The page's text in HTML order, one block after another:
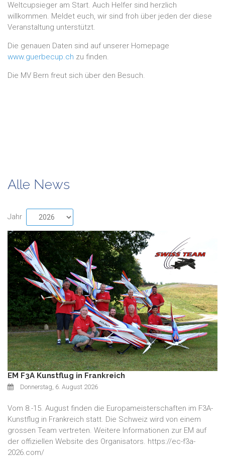
Weltcupsieger am Start. Auch Helfer sind herzlich
willkommen. Meldet euch, wir sind froh über jeden der diese
Veranstaltung unterstützt.
Die genauen Daten sind auf unserer Homepage
www.guerbecup.ch zu finden.
Die MV Bern freut sich über den Besuch.
Alle News
Jahr
EM F3A Kunstflug in Frankreich
Donnerstag, 6. August 2026
Vom 8.-15. August finden die Europameisterschaften im F3A-
Kunstflug in Frankreich statt. Die Schweiz wird von einem
grossen Team vertreten. Weitere Informationen zur EM auf
der offiziellen Website des Organisators. https://ec-f3a-
2026.com/